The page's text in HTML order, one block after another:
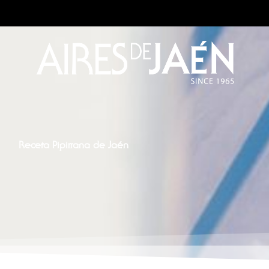
Receta Pipirrana de Jaén